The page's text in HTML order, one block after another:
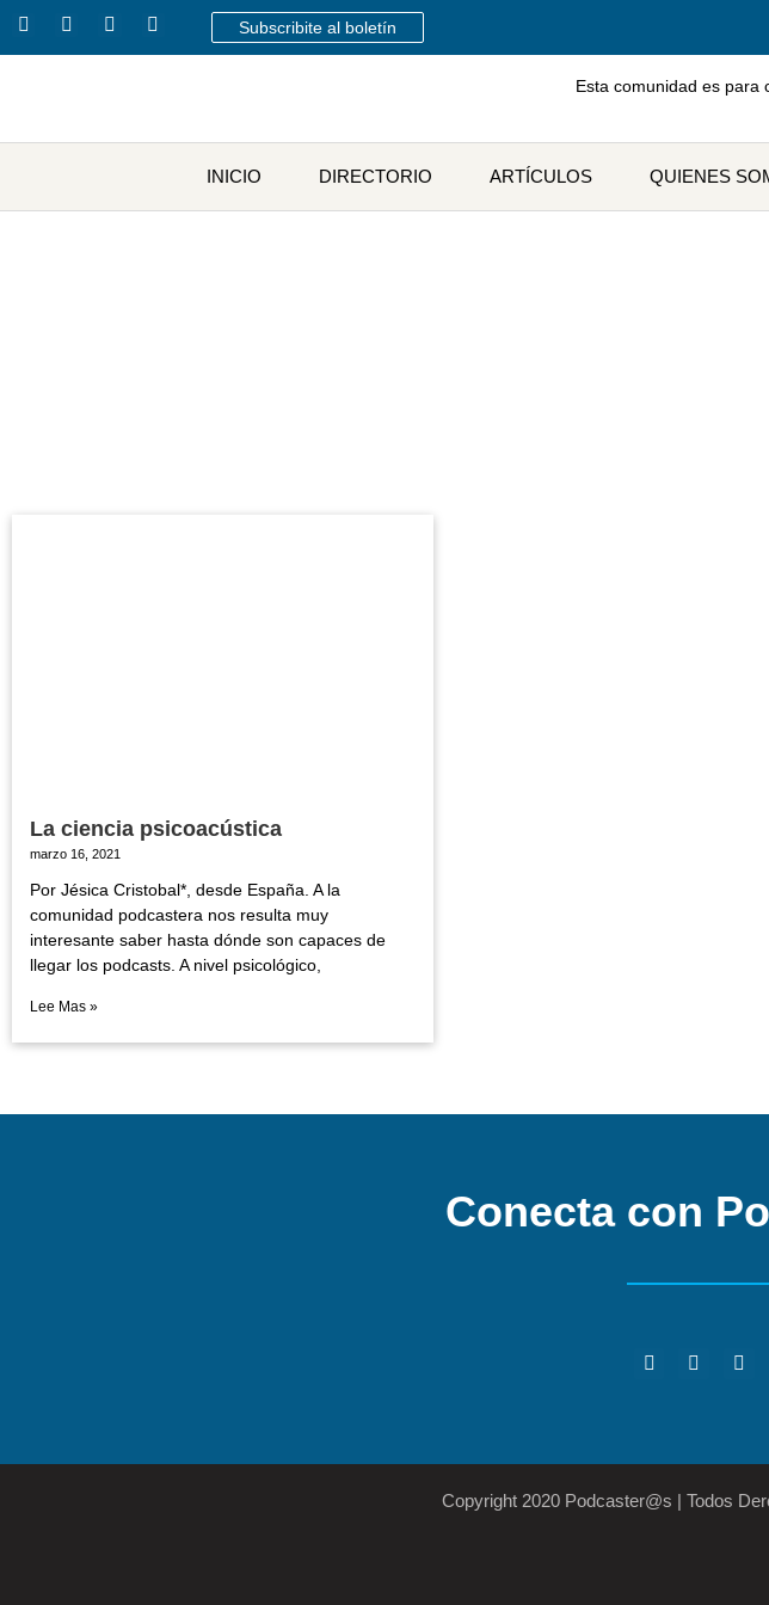
Subscribite al boletín
Esta comunidad es para
INICIO DIRECTORIO ARTÍCULOS QUIENES
La ciencia psicoacústica
marzo 16, 2021
Por Jésica Cristobal*, desde España. A la
comunidad podcastera nos resulta muy
interesante saber hasta dónde son capaces de
llegar los podcasts. A nivel psicológico,
Lee Mas »
Conecta con
Copyright 2020 Podcaster@s | Todos